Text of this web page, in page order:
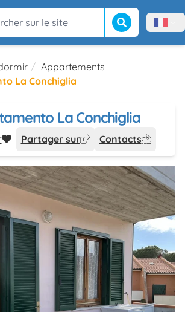
sur le site Lancer la Menù
Appartements
La Conchiglia
La Conchiglia
Partager sur Contacts